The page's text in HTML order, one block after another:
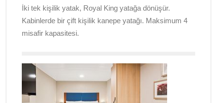
İki tek kişilik yatak, Royal King yatağa dönüşür.
Kabinlerde bir çift kişilik kanepe yatağı. Maksimum 4
misafir kapasitesi.